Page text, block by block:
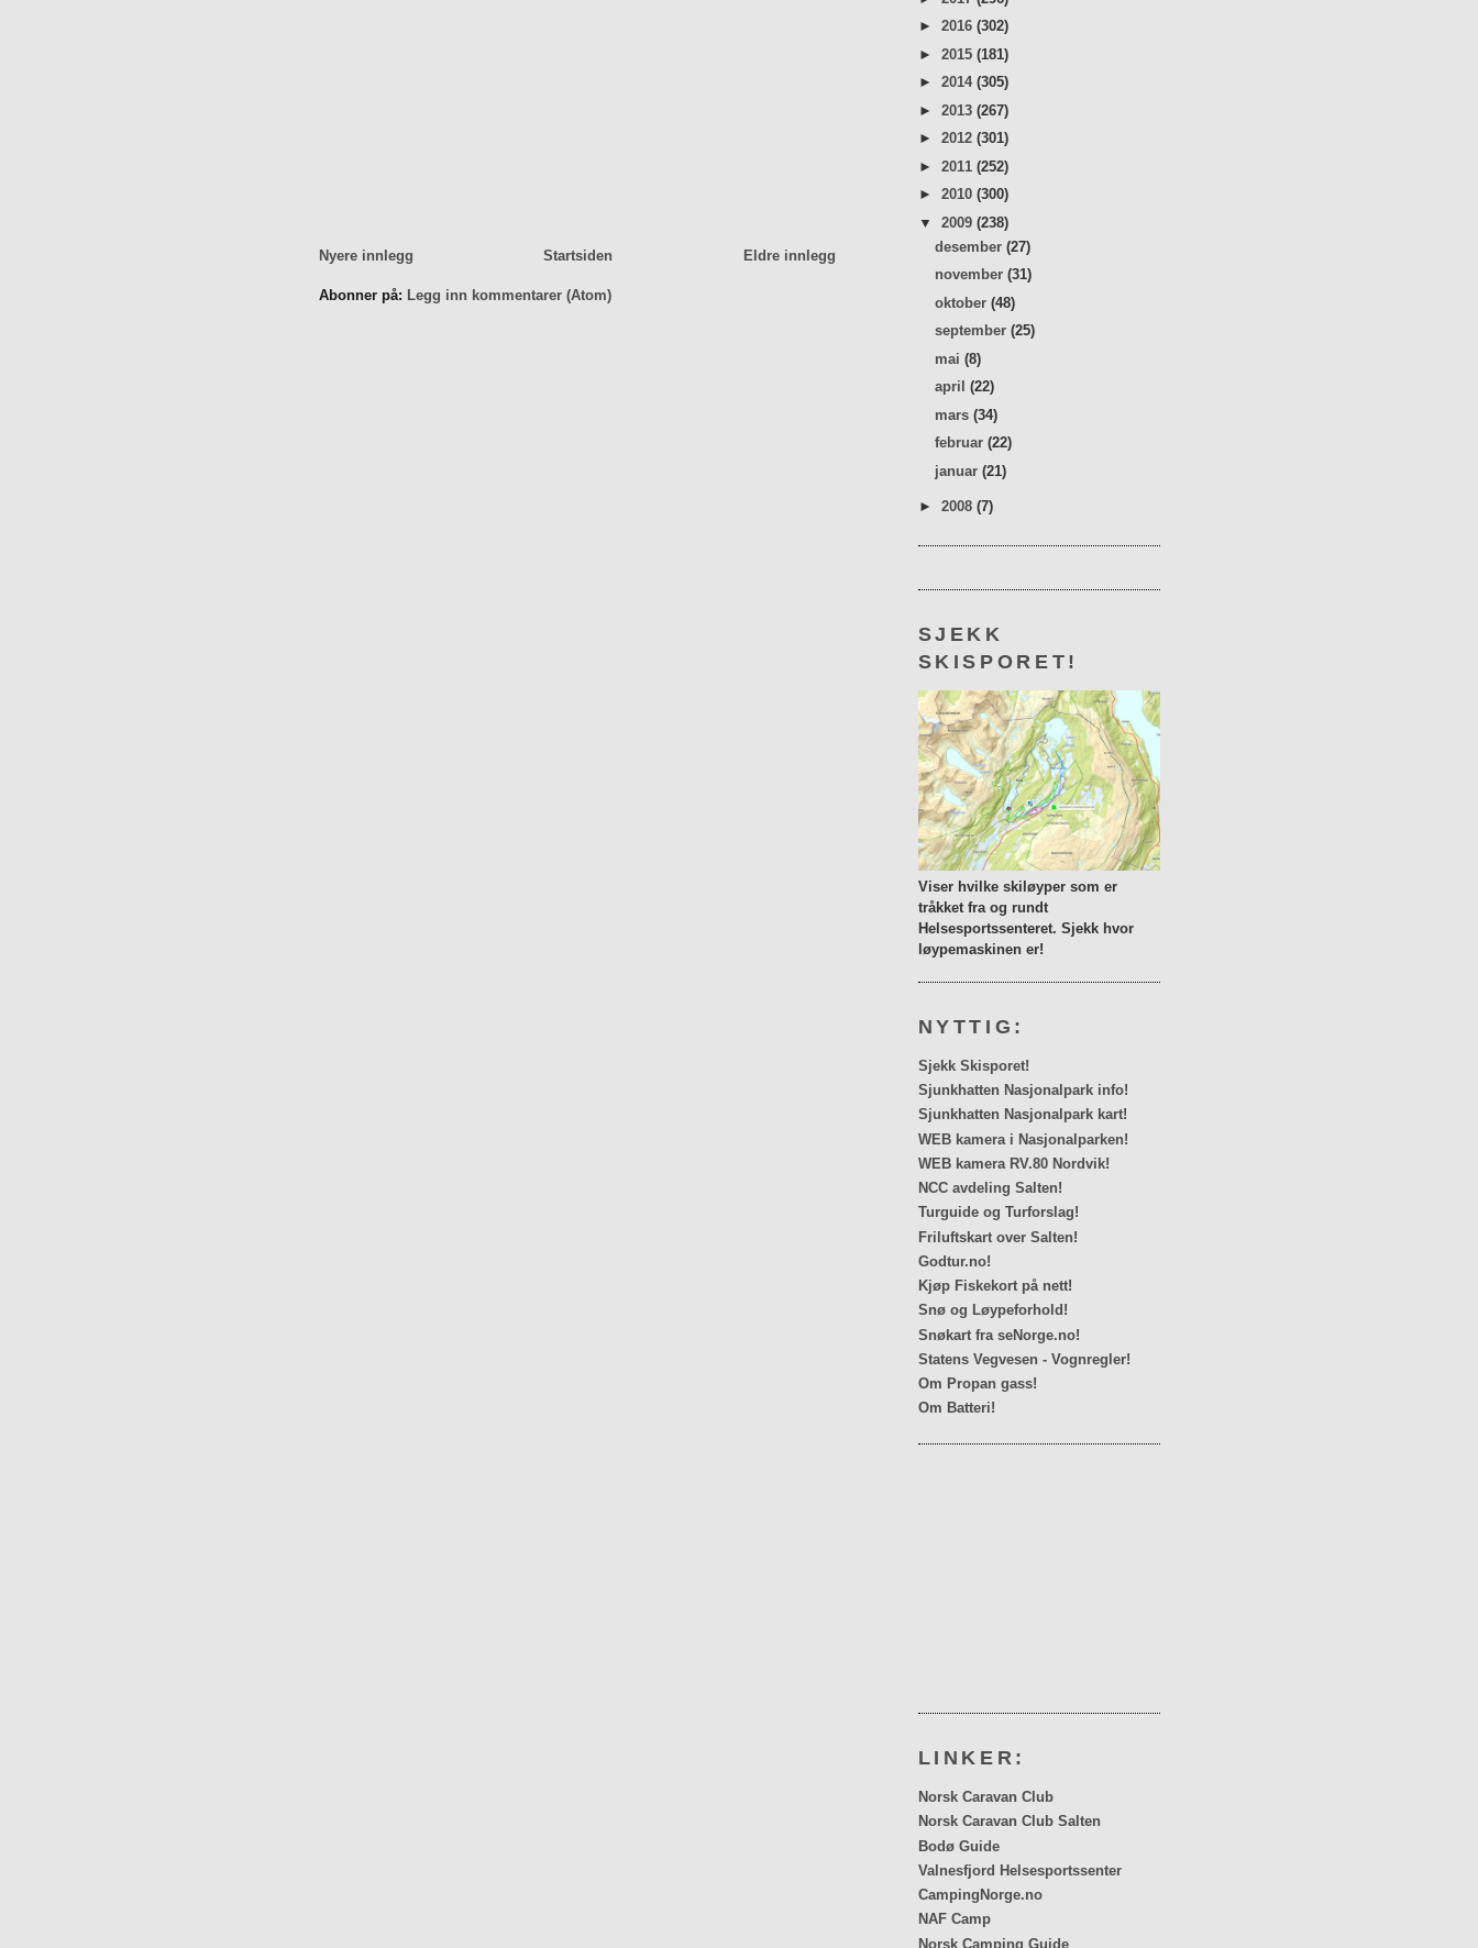
Nyere innlegg Eldre innlegg
Startsiden
Abonner på: Legg inn kommentarer (Atom)
► 2016 (302)
► 2015 (181)
► 2014 (305)
► 2013 (267)
► 2012 (301)
► 2011 (252)
► 2010 (300)
▼ 2009 (238)
desember(27)
november(31)
oktober(48)
september(25)
mai(8)
april(22)
mars(34)
februar(22)
januar(21)
► 2008 (7)
SJEKK
SKISPORET!
Viser hvilke skiløyper som er
tråkket fra og rundt
Helsesportssenteret. Sjekk hvor
løypemaskinen er!
NYTTIG:
Sjekk Skisporet!
Sjunkhatten Nasjonalpark info!
Sjunkhatten Nasjonalpark kart!
WEB kamera i Nasjonalparken!
WEB kamera RV.80 Nordvik!
NCC avdeling Salten!
Turguide og Turforslag!
Friluftskart over Salten!
Godtur.no!
Kjøp Fiskekort på nett!
Snø og Løypeforhold!
Snøkart fra seNorge.no!
Statens Vegvesen - Vognregler!
Om Propan gass!
Om Batteri!
LINKER:
Norsk Caravan Club
Norsk Caravan Club Salten
Bodø Guide
Valnesfjord Helsesportssenter
CampingNorge.no
NAF Camp
Norsk Camping Guide